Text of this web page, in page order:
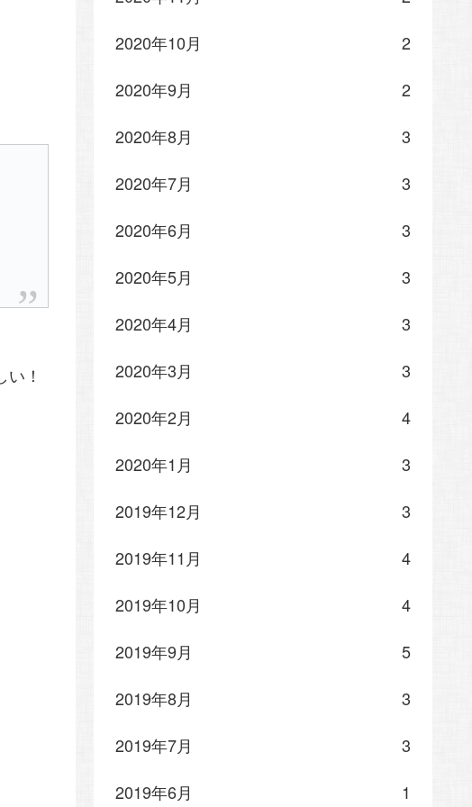
！
2020年10月
2
2020年9月
2
2020年8月
3
2020年7月
3
2020年6月
3
2020年5月
3
2020年4月
3
2020年3月
3
2020年2月
4
2020年1月
3
2019年12月
3
2019年11月
4
2019年10月
4
2019年9月
5
2019年8月
3
2019年7月
3
2019年6月
1